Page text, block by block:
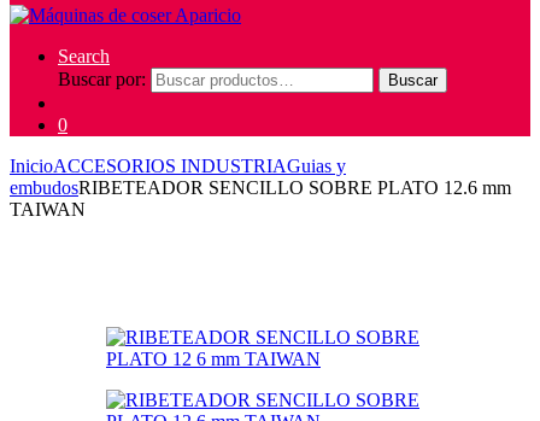
Search
Buscar por:
Buscar
0
InicioACCESORIOS INDUSTRIAGuias y
embudosRIBETEADOR SENCILLO SOBRE PLATO 12.6 mm
TAIWAN